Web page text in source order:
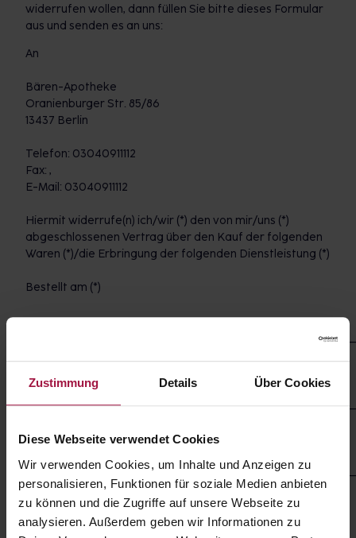
Zustimmung Details Über Cookies
Diese Webseite verwendet Cookies
Wir verwenden Cookies, um Inhalte und Anzeigen zu
personalisieren, Funktionen für soziale Medien anbieten
zu können und die Zugriffe auf unsere Webseite zu
analysieren. Außerdem geben wir Informationen zu
widerrufen wollen, dann füllen Sie bitte dieses Formular
aus und senden es an uns:
An
Bären-Apotheke
Oranienburger Str. 85/86
13437 Berlin
Telefon: 03040911112
Fax: ,
E-Mail: 03040911112
Hiermit widerrufe(n) ich/wir (*) den von mir/uns (*)
abgeschlossenen Vertrag über den Kauf der folgenden
Waren (*)/die Erbringung der folgenden Dienstleistung (*)
Bestellt am (*)
Anschrift des/der Verbraucher(s)